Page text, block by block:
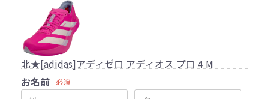
北★[adidas]アディゼロ アディオス プロ 4 M
お名前
必須